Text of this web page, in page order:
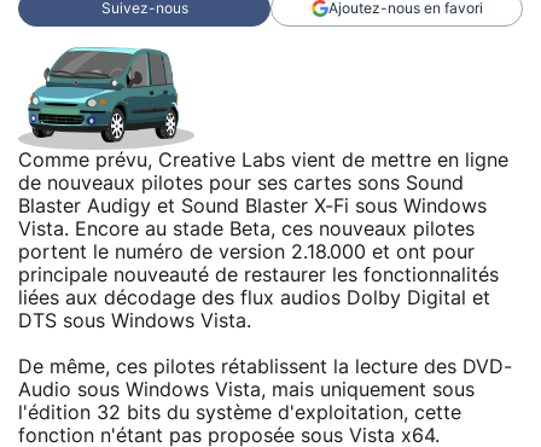
Suivez-nous Ajoutez-nous en favori
Comme prévu, Creative Labs vient de mettre en ligne
de nouveaux pilotes pour ses cartes sons Sound
Blaster Audigy et Sound Blaster X-Fi sous Windows
Vista. Encore au stade Beta, ces nouveaux pilotes
portent le numéro de version 2.18.000 et ont pour
principale nouveauté de restaurer les fonctionnalités
liées aux décodage des flux audios Dolby Digital et
DTS sous Windows Vista.
De même, ces pilotes rétablissent la lecture des DVD-
Audio sous Windows Vista, mais uniquement sous
l'édition 32 bits du système d'exploitation, cette
fonction n'étant pas proposée sous Vista x64.